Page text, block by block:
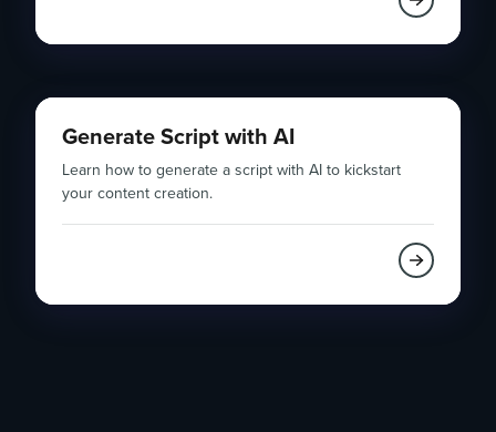
Generate Script with AI
Learn how to generate a script with AI to kickstart
your content creation.